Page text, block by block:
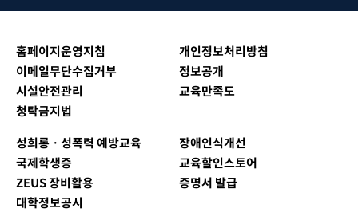
홈페이지운영지침
개인정보처리방침
이메일무단수집거부
정보공개
시설안전관리
교육만족도
청탁금지법
성희롱ㆍ성폭력 예방교육
장애인식개선
국제학생증
교육할인스토어
ZEUS 장비활용
증명서 발급
대학정보공시